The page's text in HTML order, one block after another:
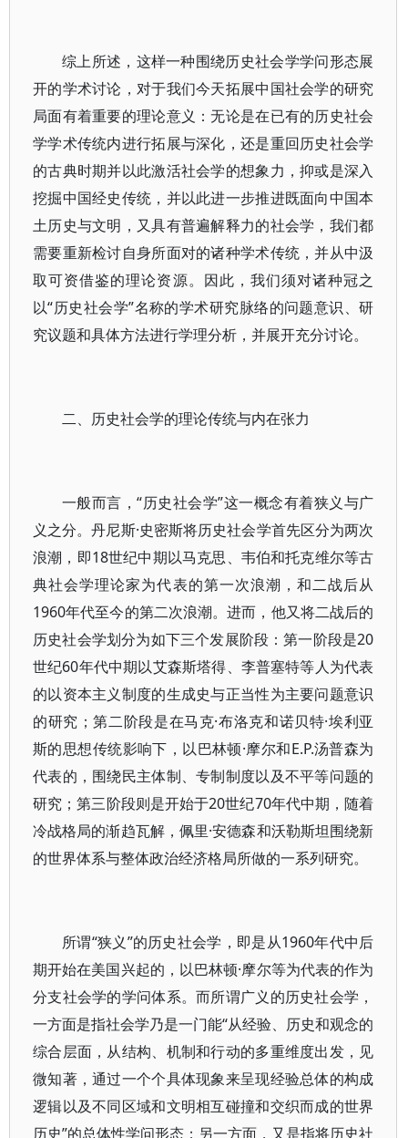
综上所述，这样一种围绕历史社会学学问形态展
开的学术讨论，对于我们今天拓展中国社会学的研究
局面有着重要的理论意义：无论是在已有的历史社会
学学术传统内进行拓展与深化，还是重回历史社会学
的古典时期并以此激活社会学的想象力，抑或是深入
挖掘中国经史传统，并以此进一步推进既面向中国本
土历史与文明，又具有普遍解释力的社会学，我们都
需要重新检讨自身所面对的诸种学术传统，并从中汲
取可资借鉴的理论资源。因此，我们须对诸种冠之
以“历史社会学”名称的学术研究脉络的问题意识、研
究议题和具体方法进行学理分析，并展开充分讨论。
二、历史社会学的理论传统与内在张力
一般而言，“历史社会学”这一概念有着狭义与广
义之分。丹尼斯·史密斯将历史社会学首先区分为两次
浪潮，即18世纪中期以马克思、韦伯和托克维尔等古
典社会学理论家为代表的第一次浪潮，和二战后从
1960年代至今的第二次浪潮。进而，他又将二战后的
历史社会学划分为如下三个发展阶段：第一阶段是20
世纪60年代中期以艾森斯塔得、李普塞特等人为代表
的以资本主义制度的生成史与正当性为主要问题意识
的研究；第二阶段是在马克·布洛克和诺贝特·埃利亚
斯的思想传统影响下，以巴林顿·摩尔和E.P.汤普森为
代表的，围绕民主体制、专制制度以及不平等问题的
研究；第三阶段则是开始于20世纪70年代中期，随着
冷战格局的渐趋瓦解，佩里·安德森和沃勒斯坦围绕新
的世界体系与整体政治经济格局所做的一系列研究。
所谓“狭义”的历史社会学，即是从1960年代中后
期开始在美国兴起的，以巴林顿·摩尔等为代表的作为
分支社会学的学问体系。而所谓广义的历史社会学，
一方面是指社会学乃是一门能“从经验、历史和观念的
综合层面，从结构、机制和行动的多重维度出发，见
微知著，通过一个个具体现象来呈现经验总体的构成
逻辑以及不同区域和文明相互碰撞和交织而成的世界
历史”的总体性学问形态；另一方面，又是指将历史社